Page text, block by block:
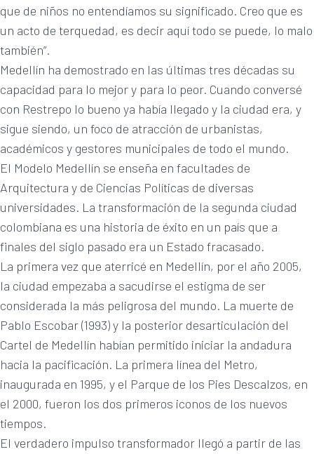
que de niños no entendíamos su significado. Creo que es
un acto de terquedad, es decir aquí todo se puede, lo malo
también”.
Medellín ha demostrado en las últimas tres décadas su
capacidad para lo mejor y para lo peor. Cuando conversé
con Restrepo lo bueno ya había llegado y la ciudad era, y
sigue siendo, un foco de atracción de urbanistas,
académicos y gestores municipales de todo el mundo.
El Modelo Medellín se enseña en facultades de
Arquitectura y de Ciencias Políticas de diversas
universidades. La transformación de la segunda ciudad
colombiana es una historia de éxito en un país que a
finales del siglo pasado era un Estado fracasado.
La primera vez que aterricé en Medellín, por el año 2005,
la ciudad empezaba a sacudirse el estigma de ser
considerada la más peligrosa del mundo. La muerte de
Pablo Escobar (1993) y la posterior desarticulación del
Cartel de Medellín habían permitido iniciar la andadura
hacia la pacificación. La primera línea del Metro,
inaugurada en 1995, y el Parque de los Pies Descalzos, en
el 2000, fueron los dos primeros iconos de los nuevos
tiempos.
El verdadero impulso transformador llegó a partir de las